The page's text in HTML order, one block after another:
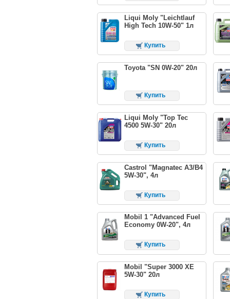
Liqui Moly "Leichtlauf
High Tech 10W-50" 1л
Купить
Toyota "SN 0W-20" 20л
Купить
Liqui Moly "Top Tec
4500 5W-30" 20л
Купить
Castrol "Magnatec A3/B4
5W-30", 4л
Купить
Mobil 1 "Advanced Fuel
Economy 0W-20", 4л
Купить
Mobil "Super 3000 XE
5W-30" 20л
Купить